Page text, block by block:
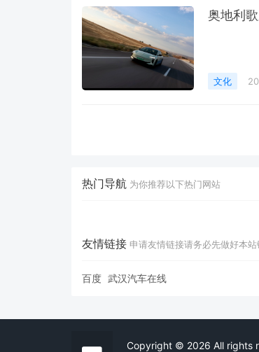
奥地利
文化
热门导航 为你推荐以下热门网站
友情链接 申请友情链接请务必先做好本站
百度 武汉汽车在线
Copyright © 2026 All rights